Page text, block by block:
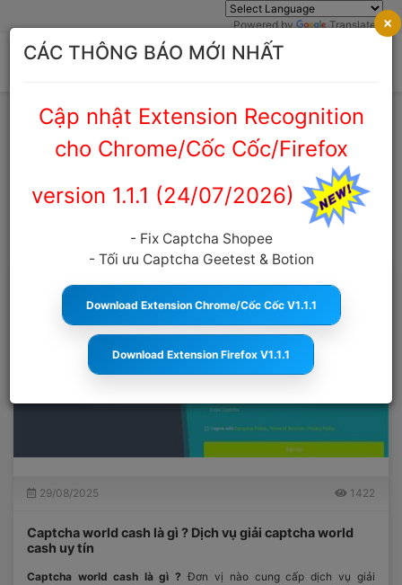
Powered by Translate
Trang chủ Cẩm nang Captcha
CẨM NANG CAPTCHA
29/08/2025 1422
Captcha world cash là gì ? Dịch vụ giải captcha world
cash uy tín
Captcha world cash là gì ? Đơn vị nào cung cấp dịch vụ giải
×
CÁC THÔNG BÁO MỚI NHẤT
Cập nhật Extension Recognition
cho Chrome/Cốc Cốc/Firefox
version 1.1.1 (24/07/2026)
- Fix Captcha Shopee
- Tối ưu Captcha Geetest & Botion
Download Extension Chrome/Cốc Cốc V1.1.1
Download Extension Firefox V1.1.1